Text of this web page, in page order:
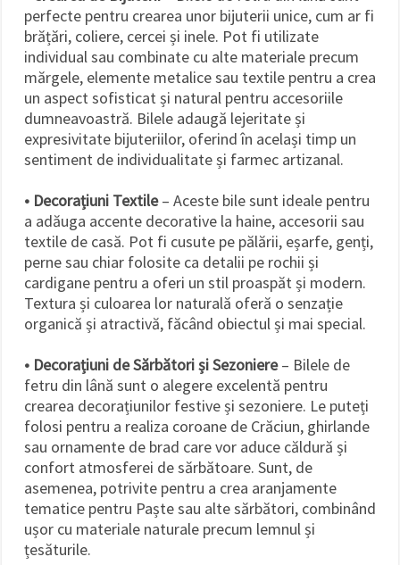
perfecte pentru crearea unor bijuterii unice, cum ar fi
brățări, coliere, cercei și inele. Pot fi utilizate
individual sau combinate cu alte materiale precum
mărgele, elemente metalice sau textile pentru a crea
un aspect sofisticat și natural pentru accesoriile
dumneavoastră. Bilele adaugă lejeritate și
expresivitate bijuteriilor, oferind în același timp un
sentiment de individualitate și farmec artizanal.
• Decorațiuni Textile– Aceste bile sunt ideale pentru
a adăuga accente decorative la haine, accesorii sau
textile de casă. Pot fi cusute pe pălării, eșarfe, genți,
perne sau chiar folosite ca detalii pe rochii și
cardigane pentru a oferi un stil proaspăt și modern.
Textura și culoarea lor naturală oferă o senzație
organică și atractivă, făcând obiectul și mai special.
• Decorațiuni de Sărbători și Sezoniere– Bilele de
fetru din lână sunt o alegere excelentă pentru
crearea decorațiunilor festive și sezoniere. Le puteți
folosi pentru a realiza coroane de Crăciun, ghirlande
sau ornamente de brad care vor aduce căldură și
confort atmosferei de sărbătoare. Sunt, de
asemenea, potrivite pentru a crea aranjamente
tematice pentru Paște sau alte sărbători, combinând
ușor cu materiale naturale precum lemnul și
țesăturile.